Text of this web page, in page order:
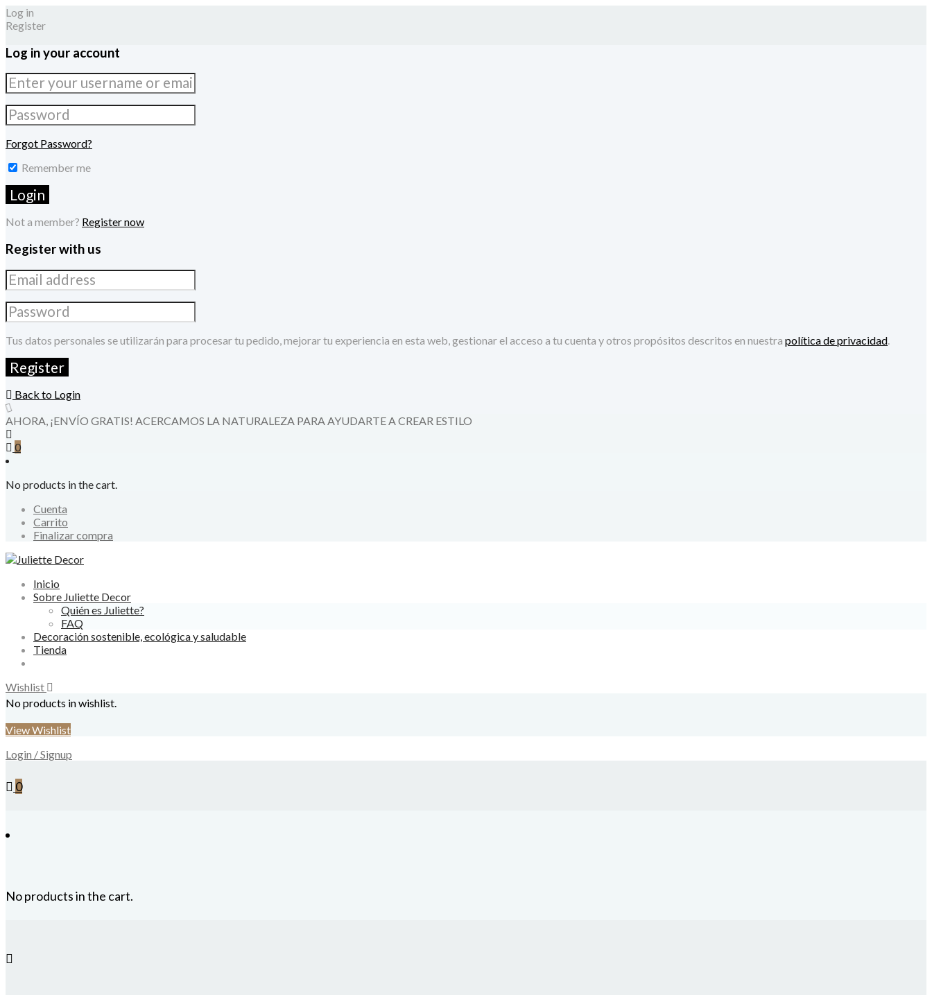
Log in
Register
Log in your account
Forgot Password?
Remember me
Not a member? Register now
Register with us
Tus datos personales se utilizarán para procesar tu pedido, mejorar tu experiencia en esta web, gestionar el acceso a tu cuenta y otros propósitos descritos en nuestra política de privacidad.
Back to Login
AHORA, ¡ENVÍO GRATIS! ACERCAMOS LA NATURALEZA PARA AYUDARTE A CREAR ESTILO
0
No products in the cart.
Cuenta
Carrito
Finalizar compra
Inicio
Sobre Juliette Decor
Quién es Juliette?
FAQ
Decoración sostenible, ecológica y saludable
Tienda
Wishlist
No products in wishlist.
View Wishlist
Login / Signup
0
No products in the cart.